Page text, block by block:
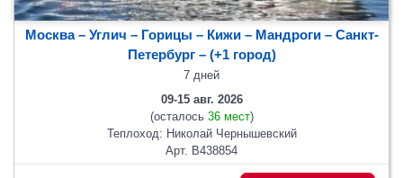
Москва – Углич – Горицы – Кижи – Мандроги – Санкт-
Петербург – (+1 город)
7 дней
09-15 авг. 2026
(осталось 36 мест)
Теплоход: Николай Чернышевский
Арт. В438854